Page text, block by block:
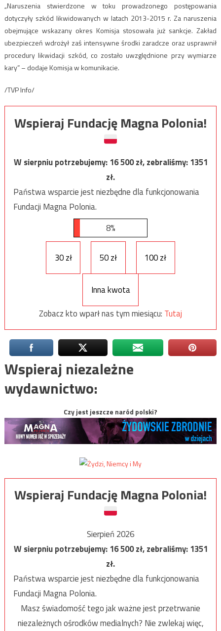
„Naruszenia stwierdzone w toku prowadzonego postępowania
dotyczyły szkód likwidowanych w latach 2013-2015 r. Za naruszenia
obejmujące wskazany okres Komisja stosowała już sankcje. Zakład
ubezpieczeń wdrożył zaś intensywne środki zaradcze oraz usprawnił
procedury likwidacji szkód, co zostało uwzględnione przy wymiarze
kary” – dodaje Komisja w komunikacie.
/TVP Info/
Wspieraj Fundację Magna Polonia!
W sierpniu potrzebujemy:16 500zł, zebraliśmy:1351
zł.
Państwa wsparcie jest niezbędne dla funkcjonowania
Fundacji Magna Polonia.
8%
30 zł 50 zł 100 zł
Inna kwota
Zobacz kto wparł nas tym miesiącu: Tutaj
Wspieraj niezależne
wydawnictwo:
Czy jest jeszcze naród polski?
Wspieraj Fundację Magna Polonia!
Sierpień 2026
W sierpniu potrzebujemy:16 500zł, zebraliśmy:1351
zł.
Państwa wsparcie jest niezbędne dla funkcjonowania
Fundacji Magna Polonia.
Masz świadomość tego jak ważne jest przetrwanie
niezależnych ośrodków medialnych? Nie zwlekaj więc,